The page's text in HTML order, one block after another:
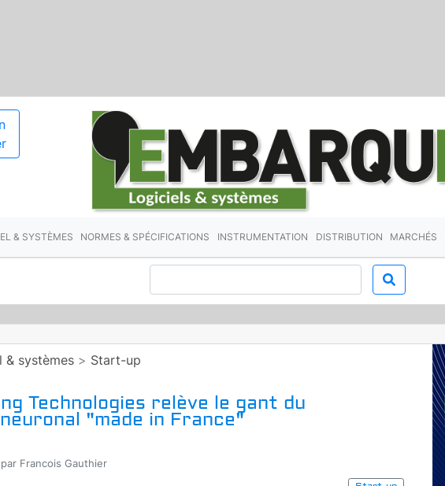
& SYSTÈMES NORMES & SPÉCIFICATIONS INSTRUMENTATION DISTRIBUTION MARCHÉS
& systèmes > Start-up
Technologies relève le gant du
"made in France"
Francois Gauthier